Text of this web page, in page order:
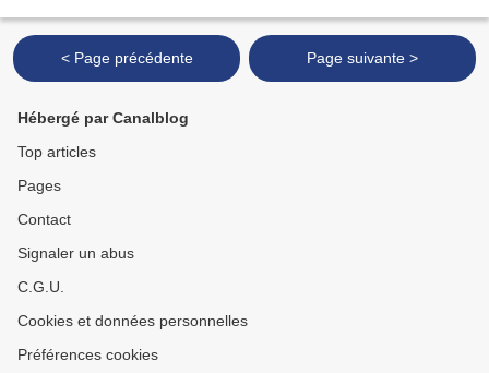
< Page précédente Page suivante >
Hébergé par Canalblog
Top articles
Pages
Contact
Signaler un abus
C.G.U.
Cookies et données personnelles
Préférences cookies